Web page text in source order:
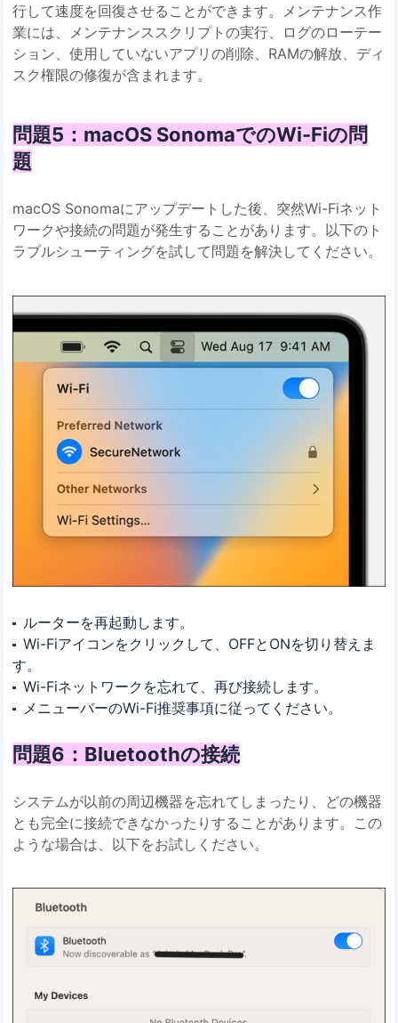
行して速度を回復させることができます。メンテナンス作
業には、メンテナンススクリプトの実行、ログのローテー
ション、使用していないアプリの削除、RAMの解放、ディ
スク権限の修復が含まれます。
問題5：macOS SonomaでのWi-Fiの問
題
macOS Sonomaにアップデートした後、突然Wi-Fiネット
ワークや接続の問題が発生することがあります。以下のト
ラブルシューティングを試して問題を解決してください。
ルーターを再起動します。
Wi-Fiアイコンをクリックして、OFFとONを切り替えま
す。
Wi-Fiネットワークを忘れて、再び接続します。
メニューバーのWi-Fi推奨事項に従ってください。
問題6：Bluetoothの接続
システムが以前の周辺機器を忘れてしまったり、どの機器
とも完全に接続できなかったりすることがあります。この
ような場合は、以下をお試しください。